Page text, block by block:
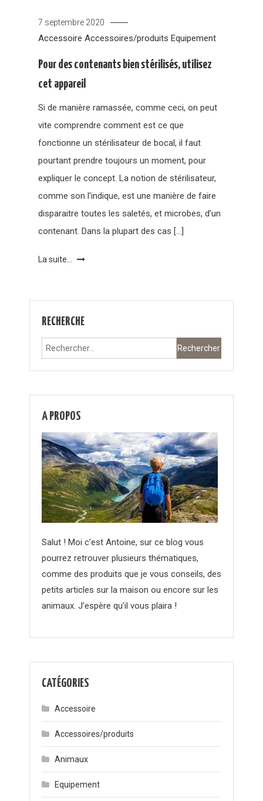
7 septembre 2020
Accessoire Accessoires/produits Equipement
Pour des contenants bien stérilisés, utilisez
cet appareil
Si de manière ramassée, comme ceci, on peut
vite comprendre comment est ce que
fonctionne un stérilisateur de bocal, il faut
pourtant prendre toujours un moment, pour
expliquer le concept. La notion de stérilisateur,
comme son l’indique, est une manière de faire
disparaitre toutes les saletés, et microbes, d’un
contenant. Dans la plupart des cas […]
La suite...
RECHERCHE
Rechercher :
A PROPOS
Salut ! Moi c’est Antoine, sur ce blog vous
pourrez retrouver plusieurs thématiques,
comme des produits que je vous conseils, des
petits articles sur la maison ou encore sur les
animaux. J’espère qu’il vous plaira !
CATÉGORIES
Accessoire
Accessoires/produits
Animaux
Equipement